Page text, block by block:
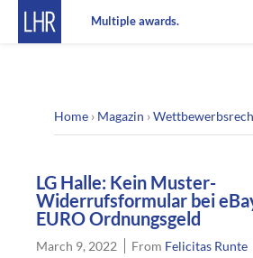
Multiple awards.
Home › Magazin ›
LG Halle: Kein Muster-
Widerrufsformular bei
EURO Ordnungsgeld
March 9, 2022 From Felicitas Runte